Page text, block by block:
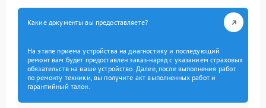
Какие документы вы предоставляете?
На этапе приема устройства на диагностику и последующий
ремонт вам будет предоставлен заказ-наряд с указанием страховых
обязательств на ваше устройство. Далее, после выполнения работ
по ремонту техники, вы получите акт выполненных работ и
гарантийный талон.